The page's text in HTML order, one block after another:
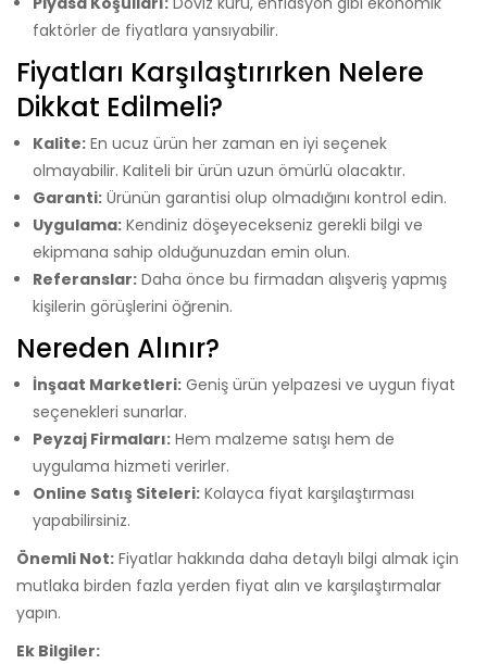
faktörler de fiyatlara yansıyabilir.
Fiyatları Karşılaştırırken Nelere
Dikkat Edilmeli?
Kalite: En ucuz ürün her zaman en iyi seçenek
olmayabilir. Kaliteli bir ürün uzun ömürlü olacaktır.
Garanti: Ürünün garantisi olup olmadığını kontrol edin.
Uygulama: Kendiniz döşeyecekseniz gerekli bilgi ve
ekipmana sahip olduğunuzdan emin olun.
Referanslar: Daha önce bu firmadan alışveriş yapmış
kişilerin görüşlerini öğrenin.
Nereden Alınır?
İnşaat Marketleri: Geniş ürün yelpazesi ve uygun fiyat
seçenekleri sunarlar.
Peyzaj Firmaları: Hem malzeme satışı hem de
uygulama hizmeti verirler.
Online Satış Siteleri: Kolayca fiyat karşılaştırması
yapabilirsiniz.
Önemli Not: Fiyatlar hakkında daha detaylı bilgi almak için
mutlaka birden fazla yerden fiyat alın ve karşılaştırmalar
yapın.
Ek Bilgiler: